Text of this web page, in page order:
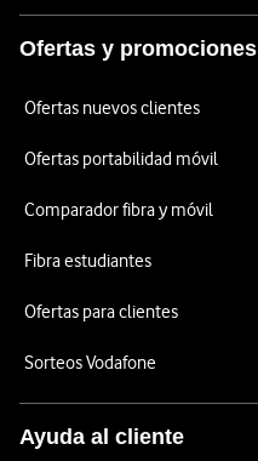
Ofertas y promociones
Ofertas nuevos clientes
Ofertas portabilidad móvil
Comparador fibra y móvil
Fibra estudiantes
Ofertas para clientes
Sorteos Vodafone
Ayuda al cliente